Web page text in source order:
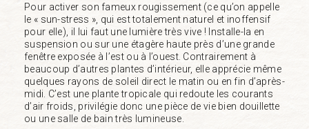
Pour activer son fameux rougissement (ce qu’on appelle
le « sun-stress », qui est totalement naturel et inoffensif
pour elle), il lui faut une lumière très vive ! Installe-la en
suspension ou sur une étagère haute près d’une grande
fenêtre exposée à l’est ou à l’ouest. Contrairement à
beaucoup d’autres plantes d’intérieur, elle apprécie même
quelques rayons de soleil direct le matin ou en fin d’après-
midi. C’est une plante tropicale qui redoute les courants
d’air froids, privilégie donc une pièce de vie bien douillette
ou une salle de bain très lumineuse.